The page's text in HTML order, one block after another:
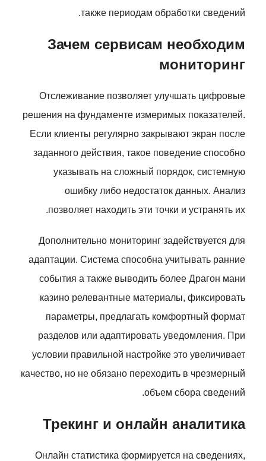
также периодам обработки сведений.
Зачем сервисам необходим
мониторинг
Отслеживание позволяет улучшать цифровые
решения на фундаменте измеримых показателей.
Если клиенты регулярно закрывают экран после
заданного действия, такое поведение способно
указывать на сложный порядок, системную
ошибку либо недостаток данных. Анализ
позволяет находить эти точки и устранять их.
Дополнительно мониторинг задействуется для
адаптации. Система способна учитывать ранние
события а также выводить более Драгон мани
казино релевантные материалы, фиксировать
параметры, предлагать комфортный формат
разделов или адаптировать уведомления. При
условии правильной настройке это увеличивает
качество, но не обязано переходить в чрезмерный
объем сбора сведений.
Трекинг и онлайн аналитика
Онлайн статистика формируется на сведениях,